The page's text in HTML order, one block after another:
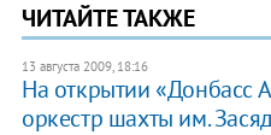
ЧИТАЙТЕ ТАКЖЕ
13 августа 2009, 18:16
На открытии «Донбасс
оркестр шахты им.